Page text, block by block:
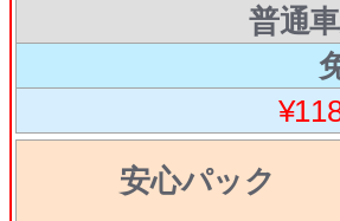
普通
安心パック